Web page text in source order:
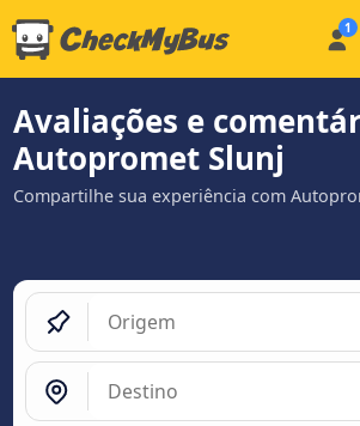
Avaliações e
Autopromet Slunj
Compartilhe sua experiência com